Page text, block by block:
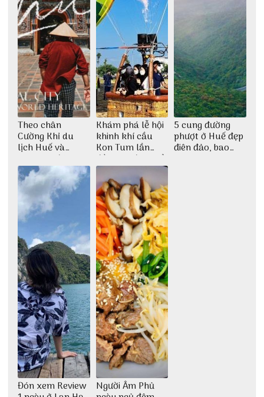
Theo chân
Cường Khỉ du
lịch Huế và
check-in đúng
những góc chụp
đẹp
Khám phá lễ hội
khinh khí cầu
Kon Tum lần
đầu tiên được tổ
chức
5 cung đường
phượt ở Huế đẹp
điên đảo, bao
Đón xem Review Người Âm Phủ